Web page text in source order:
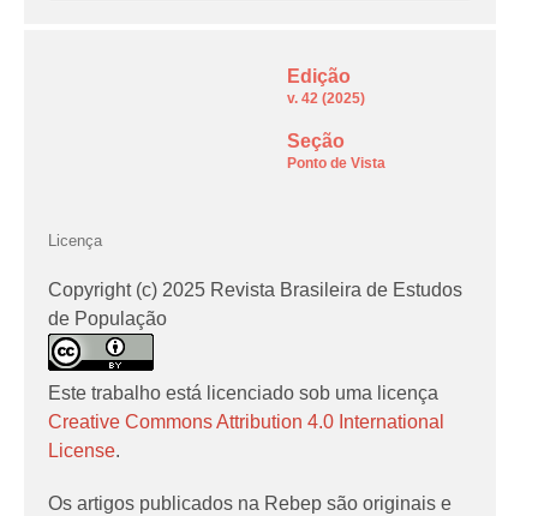
Edição
v. 42 (2025)
Seção
Ponto de Vista
Licença
Copyright (c) 2025 Revista Brasileira de Estudos
de População
Este trabalho está licenciado sob uma licença
Creative Commons Attribution 4.0 International
License.
Os artigos publicados na Rebep são originais e